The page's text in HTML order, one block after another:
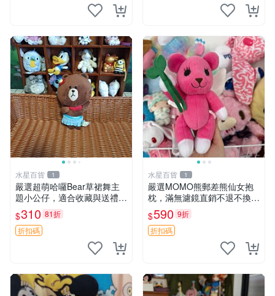
水星百貨 1
嚴選超萌哈囉Bear草裙舞主
題小公仔，適合收藏與送禮 1
00 克 哈囉Bear 草裙舞
$310 81折
折扣碼
水星百貨 1
嚴選MOMO熊郵差熊仙女抱
枕，滿無濾鏡直銷不退不換
經典造型可愛必備 紅薯啵啵
間抱枕 抱枕 時尚
$590 9折
折扣碼